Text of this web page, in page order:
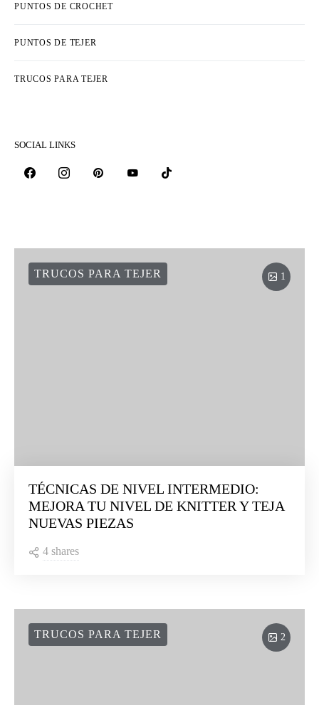
PUNTOS DE CROCHET
PUNTOS DE TEJER
TRUCOS PARA TEJER
SOCIAL LINKS
1
TRUCOS PARA TEJER
TÉCNICAS DE NIVEL INTERMEDIO:
MEJORA TU NIVEL DE KNITTER Y TEJA
NUEVAS PIEZAS
4 shares
2
TRUCOS PARA TEJER